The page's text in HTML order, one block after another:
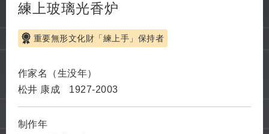
練上玻璃光香炉
重要無形文化財「練上手」保持者
作家名（生没年）
松井 康成
1927-2003
制作年